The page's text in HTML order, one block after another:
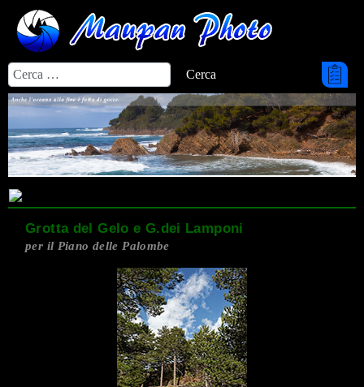
Cerca
Cerca
Grotta del Gelo e G.dei Lamponi
per il Piano delle Palombe